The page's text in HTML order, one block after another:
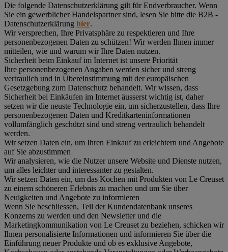
Die folgende Datenschutzerklärung gilt für Endverbraucher. Wenn
Sie ein gewerblicher Handelspartner sind, lesen Sie bitte die B2B -
Datenschutzerklärung hier.
Wir versprechen, Ihre Privatsphäre zu respektieren und Ihre
personenbezogenen Daten zu schützen! Wir werden Ihnen immer
mitteilen, wie und warum wir Ihre Daten nutzen.
Sicherheit beim Einkauf im Internet ist unsere Priorität
Ihre personenbezogenen Angaben werden sicher und streng
vertraulich und in Übereinstimmung mit der europäischen
Gesetzgebung zum Datenschutz behandelt. Wir wissen, dass
Sicherheit bei Einkäufen im Internet äusserst wichtig ist, daher
setzen wir die neuste Technologie ein, um sicherzustellen, dass Ihre
personenbezogenen Daten und Kreditkarteninformationen
vollumfänglich geschützt sind und streng vertraulich behandelt
werden.
Wir setzen Daten ein, um Ihren Einkauf zu erleichtern und Angebote
auf Sie abzustimmen
Wir analysieren, wie die Nutzer unsere Website und Dienste nutzen,
um alles leichter und interessanter zu gestalten.
Wir setzen Daten ein, um das Kochen mit Produkten von Le Creuset
zu einem schöneren Erlebnis zu machen und um Sie über
Neuigkeiten und Angebote zu informieren
Wenn Sie beschliessen, Teil der Kundendatenbank unseres
Konzerns zu werden und den Newsletter und die
Marketingkommunikation von Le Creuset zu beziehen, schicken wir
Ihnen personalisierte Informationen und informieren Sie über die
Einführung neuer Produkte und ob es exklusive Angebote,